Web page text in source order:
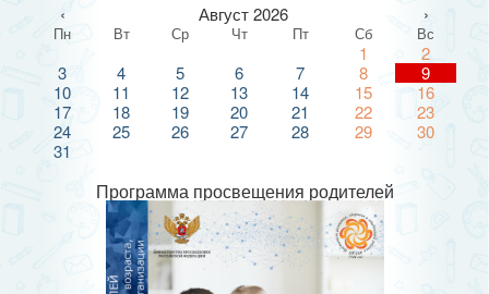
‹ Август 2026 ›
Пн Вт Ср Чт Пт Сб Вс
1
2
3
4 5 6 7 8
9
10
11 12 13 14 15
16
17
18 19 20 21 22
23
24
25 26 27 28 29
30
31
Программа просвещения родителей